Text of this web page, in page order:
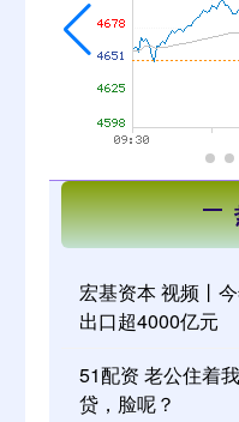
宏基资本 视频丨
出口超4000亿元
51配资 老公住着
贷，脸呢？